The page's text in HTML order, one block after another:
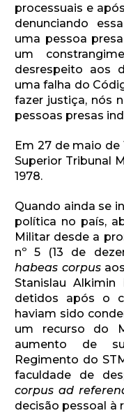
processuais e
denunciando
uma pessoa
um
desrespeito aos
uma falha do
fazer justiça, nós
pessoas presas
Em 27 de maio de
Superior Tribunal
1978.
Quando ainda se
política no país,
Militar desde a
nº 5 (13 de
habeas corpus
Stanislau Alkimin
detidos após o
haviam sido
um recurso do
aumento de
Regimento do
faculdade de
corpus ad
decisão pessoal à